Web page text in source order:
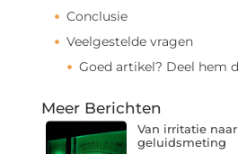
Conclusie
Veelgestelde vragen
Goed artikel? Deel hem
Meer Berichten
Van irritatie
geluidsmeting